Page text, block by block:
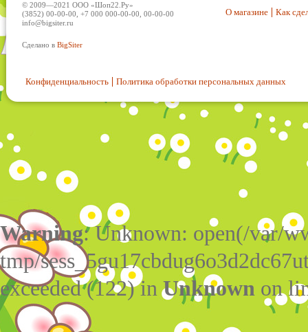
© 2009—2021 ООО «Шоп22.Ру»
(3852) 00-00-00, +7 000 000-00-00, 00-00-00
info@bigsiter.ru
Сделано в BigSiter
О магазине Как
Конфиденциальность Политика обработки персональных данных
Warning: Unknown: open(/var/
tmp/
exceeded (122) inUnknown on